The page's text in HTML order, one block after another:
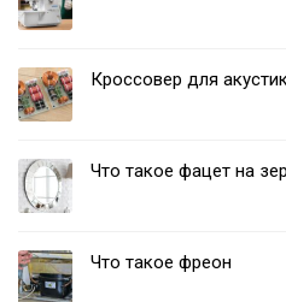
Кроссовер для
Что такое фацет на
Что такое фреон